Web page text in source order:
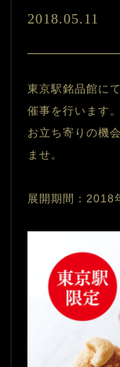
2018.05.11
東京駅銘品館に
催事を行います。
お立ち寄りの機
ませ。
展開期間：2018